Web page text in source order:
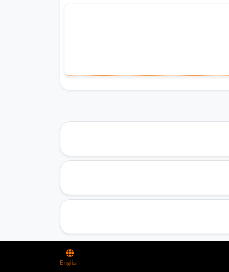
English